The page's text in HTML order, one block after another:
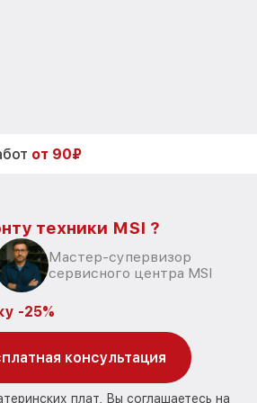
от 90₽
техники MSI ?
Мастер-супервизор
сервисного центра MSI
-25%
консультация
плат, Вы соглашаетесь на